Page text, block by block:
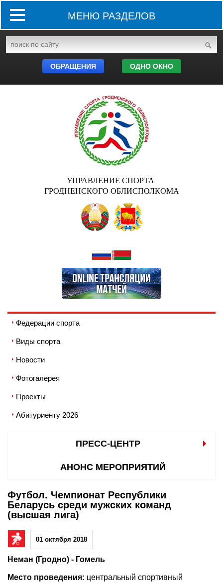
МЕНЮ РАЗДЕЛОВ
ОБРАЩЕНИЯ ОДНО ОКНО
УПРАВЛЕНИЕ СПОРТА
ГРОДНЕНСКОГО ОБЛИСПОЛКОМА
Федерации спорта
Виды спорта
Новости
Фотогалерея
Проекты
Абитуриенту 2026
ПРЕСС-ЦЕНТР
АНОНС МЕРОПРИЯТИЙ
Футбол. Чемпионат Республики
Беларусь среди мужских команд
(высшая лига)
01 октября 2018
Неман (Гродно) - Гомель
Место проведения: центральный спортивный